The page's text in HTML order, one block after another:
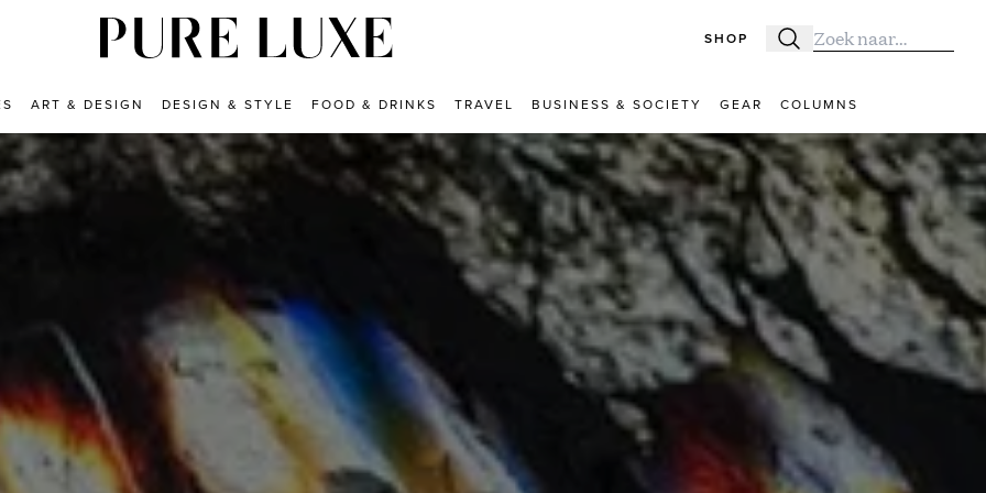
SHOP Zoeken
Zoek naar:
ART & DESIGN DESIGN & STYLE FOOD & DRINKS TRAVEL BUSINESS & SOCIETY GEAR COLUMNS